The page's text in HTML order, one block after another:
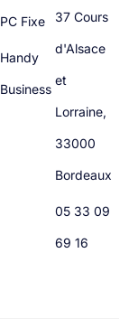
PC Fixe
Handy
Business
37 Cours
d'Alsace
et
Lorraine,
33000
Bordeaux
05 33 09
69 16